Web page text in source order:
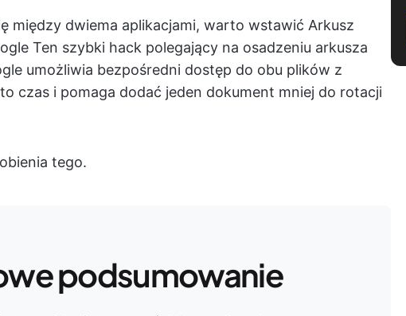
między dwiema aplikacjami, warto wstawić Arkusz
Ten szybki hack polegający na osadzeniu arkusza
umożliwia bezpośredni dostęp do obu plików z
czas i pomaga dodać jeden dokument mniej do rotacji
tego.
podsumowanie